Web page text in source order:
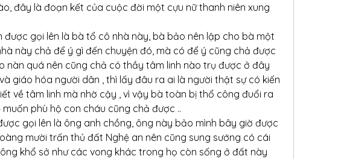
đây là đoạn kết của cuộc đời một cựu nữ thanh niên xung
được gọi lên là bà tổ cô nhà này, bà bảo nên lập cho bà một
này chả để ý gì đến chuyện đó, mà có để ý cũng chả được
nàn quá nên cũng chả có thầy tâm linh nào trụ được ở đây
giáo hóa người dân , thì lấy đâu ra ai là người thật sự có kiến
về tâm linh mà nhờ cậy , vì vậy bà toàn bị thổ công đuổi ra
phù hộ con cháu cũng chả được ..
gọi lên là ông anh chồng, ông này bảo mình bây giờ được
mười trấn thủ đất Nghệ an nên cũng sung sướng có cái
khổ sở như các vong khác trong họ còn sống ở đất này